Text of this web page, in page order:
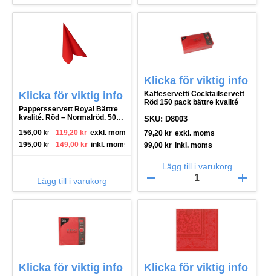
Klicka för viktig info
Pappersservett Royal Bättre
kvalité. Röd – Normalröd. 50
156,00kr
Det ursprungliga priset var: 156,00 kr.
119,20 kr
Det nuvarande priset är: 119,20 kr.
exkl. moms
195,00kr
Det ursprungliga priset var: 195,00 kr.
149,00 kr
Det nuvarande priset är: 149,00 kr.
inkl. moms
Lägg till i varukorg
Klicka för viktig info
Kaffeservett/ Cocktailservett
Röd 150 pack bättre kvalité
SKU: D8003
79,20 kr exkl. moms
99,00 kr inkl. moms
Lägg till i varukorg
remove add
Klicka för viktig info Klicka för viktig info